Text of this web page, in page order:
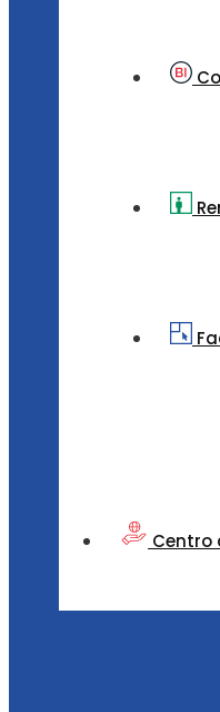
Centro